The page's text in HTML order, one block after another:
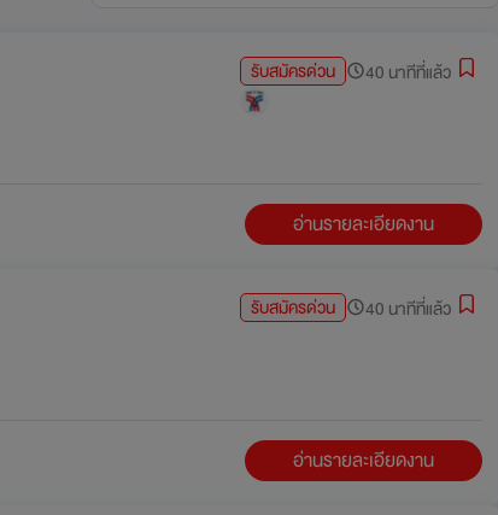
รับสมัครด่วน 40 นาทีที่แล้ว
อ่านรายละเอียดงาน
รับสมัครด่วน 40 นาทีที่แล้ว
อ่านรายละเอียดงาน